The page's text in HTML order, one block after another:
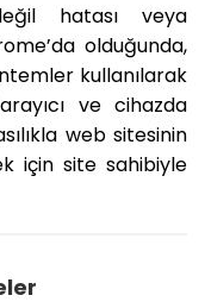
hatası veya
olduğunda,
kullanılarak
ve cihazda
web sitesinin
için site sahibiyle